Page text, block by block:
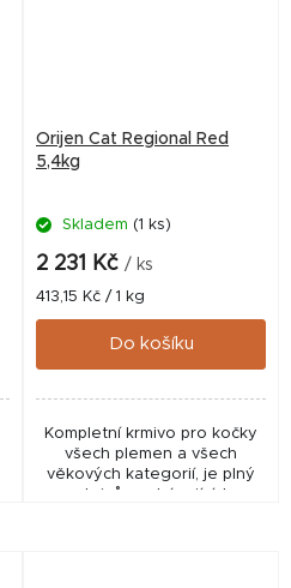
Orijen Cat Regional Red
5,4kg
Skladem (1 ks)
2 231 Kč / ks
Měrná
cena:
413,15 Kč / 1 kg
Do košíku
Kompletní krmivo pro kočky
všech plemen a všech
věkových kategorií, je plný